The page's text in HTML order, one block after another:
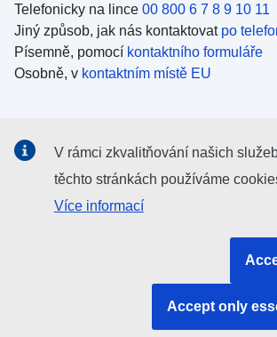
Telefonicky na lince 00 800 6 7 8 9 10 11
Jiný způsob, jak nás kontaktovat po
Písemně, pomocí kontaktního formuláře
Osobně, v kontaktním místě EU
Vyhledávání informačních kanálů EU v
V rámci zkvalitňování našich
těchto stránkách používáme
Více informací
Accept only